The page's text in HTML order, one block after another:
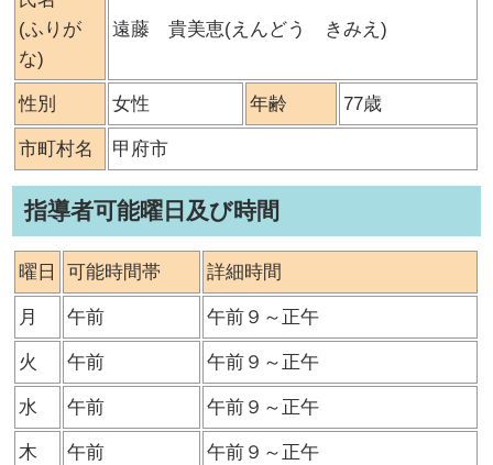
(ふりが
な)
遠藤 貴美恵(えんどう きみえ)
性別 女性 年齢 77歳
市町村名 甲府市
指導者可能曜日及び時間
曜日 可能時間帯 詳細時間
月 午前 午前９～正午
火 午前 午前９～正午
水 午前 午前９～正午
木 午前 午前９～正午